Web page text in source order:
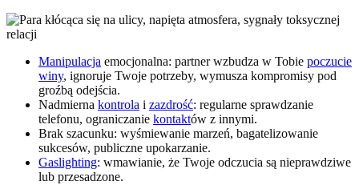
Manipulacja emocjonalna: partner wzbudza w Tobie poczucie
winy, ignoruje Twoje potrzeby, wymusza kompromisy pod
groźbą odejścia.
Nadmierna kontrola i zazdrość: regularne sprawdzanie
telefonu, ograniczanie kontaktów z innymi.
Brak szacunku: wyśmiewanie marzeń, bagatelizowanie
sukcesów, publiczne upokarzanie.
Gaslighting: wmawianie, że Twoje odczucia są nieprawdziwe
lub przesadzone.